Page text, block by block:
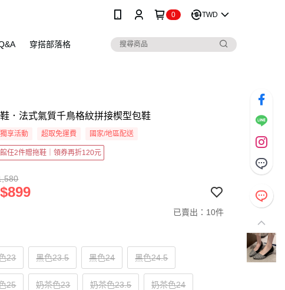
0 TWD
穿搭部落格
．法式氣質千鳥格紋拼接楔型包鞋
享活動 超取免運費 國家/地區配送
任2件贈拖鞋｜領券再折120元
已賣出：10件
23 黑色23.5 黑色24 黑色24.5
25 奶茶色23 奶茶色23.5 奶茶色24